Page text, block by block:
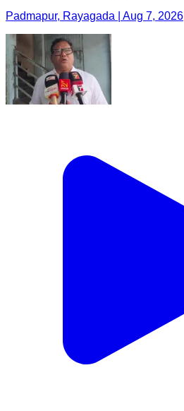
Padmapur, Rayagada | Aug 7, 2026